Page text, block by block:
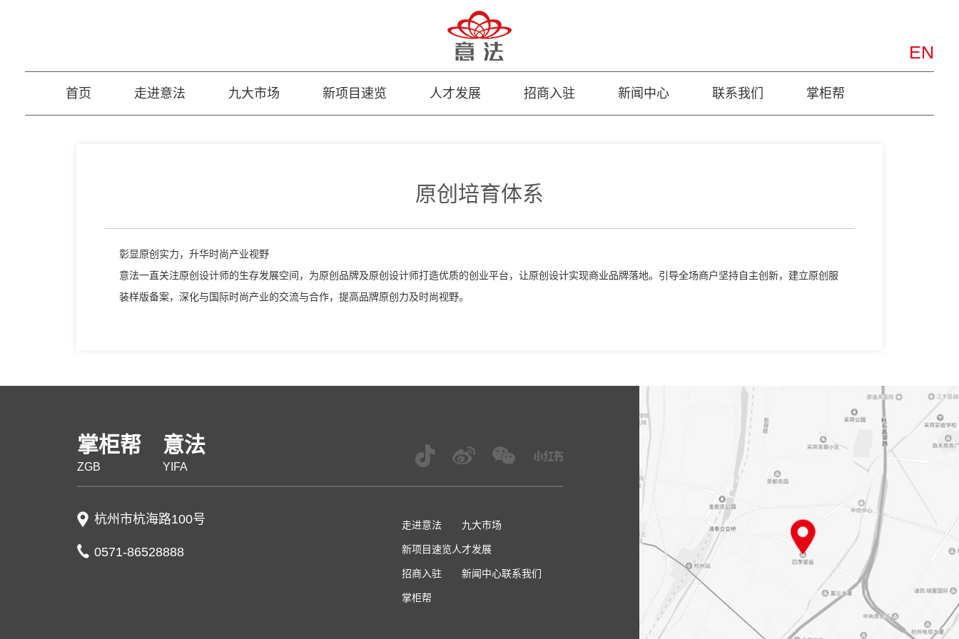
EN
首页 走进意法 九大市场 新项目速览 人才发展 招商入驻 新闻中心 联系我们 掌柜帮
原创培育体系
彰显原创实力，升华时尚产业视野
意法一直关注原创设计师的生存发展空间，为原创品牌及原创设计师打造优质的创业平台，让原创设计实现商业品牌落地。引导全场商户坚持自主创新，建立原创服
装样版备案，深化与国际时尚产业的交流与合作，提高品牌原创力及时尚视野。
掌柜帮
ZGB
意法
YIFA
杭州市杭海路100号
0571-86528888
走进意法 九大市场
新项目速览人才发展
招商入驻 新闻中心联系我们
掌柜帮